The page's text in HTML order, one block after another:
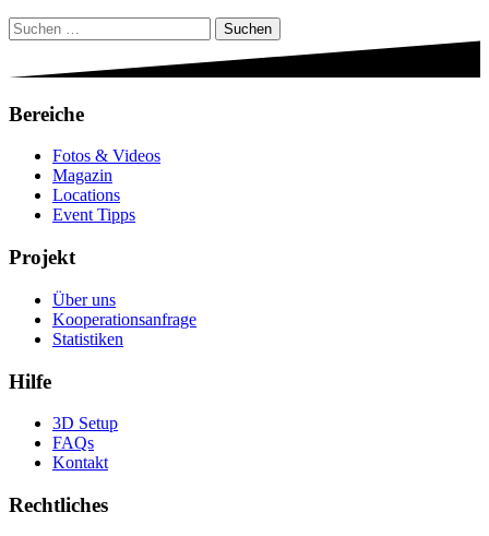
Suchen
nach:
Bereiche
Fotos & Videos
Magazin
Locations
Event Tipps
Projekt
Über uns
Kooperationsanfrage
Statistiken
Hilfe
3D Setup
FAQs
Kontakt
Rechtliches